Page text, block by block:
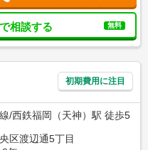
相談する 無料
初期費用に注目
/西鉄福岡（天神）駅 徒歩5
区渡辺通5丁目